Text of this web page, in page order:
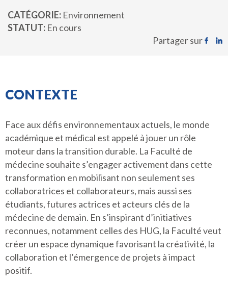
CATÉGORIE Environnement
STATUT En cours
Partager sur
CONTEXTE
Face aux défis environnementaux actuels, le monde
académique et médical est appelé à jouer un rôle
moteur dans la transition durable. La Faculté de
médecine souhaite s’engager activement dans cette
transformation en mobilisant non seulement ses
collaboratrices et collaborateurs, mais aussi ses
étudiants, futures actrices et acteurs clés de la
médecine de demain. En s’inspirant d’initiatives
reconnues, notamment celles des HUG, la Faculté veut
créer un espace dynamique favorisant la créativité, la
collaboration et l’émergence de projets à impact
positif.